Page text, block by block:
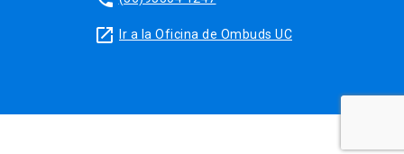
launch Ir a la Oficina de Ombuds UC